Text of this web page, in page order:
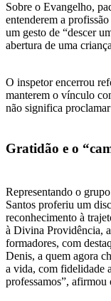
Sobre o Evangelho,
entenderem a
um gesto de “descer
abertura de uma
O inspetor encerrou
manterem o vínculo
não significa
Gratidão e o
Representando o
Santos proferiu um
reconhecimento à
à Divina Providência, a
formadores, com
Denis, a quem agora
a vida, com fidelidade
professamos”, afirmou